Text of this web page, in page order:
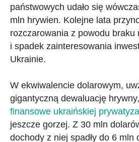
państwowych udało się
mln hrywien. Kolejne lata
rozczarowania z powodu braku
i spadek zainteresowania
Ukrainie.
W ekwiwalencie dolarowym,
gigantyczną dewaluację
finansowe ukraińskiej
jeszcze gorzej. Z 30 mln
dochody z niej spadły do 6 mln